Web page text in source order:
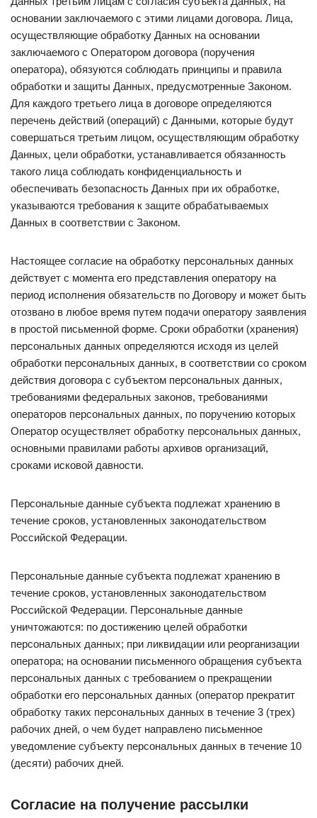
основании заключаемого с этими лицами договора. Лица,
осуществляющие обработку Данных на основании
заключаемого с Оператором договора (поручения
оператора), обязуются соблюдать принципы и правила
обработки и защиты Данных, предусмотренные Законом.
Для каждого третьего лица в договоре определяются
перечень действий (операций) с Данными, которые будут
совершаться третьим лицом, осуществляющим обработку
Данных, цели обработки, устанавливается обязанность
такого лица соблюдать конфиденциальность и
обеспечивать безопасность Данных при их обработке,
указываются требования к защите обрабатываемых
Данных в соответствии с Законом.
Настоящее согласие на обработку персональных данных
действует с момента его представления оператору на
период исполнения обязательств по Договору и может быть
отозвано в любое время путем подачи оператору заявления
в простой письменной форме. Сроки обработки (хранения)
персональных данных определяются исходя из целей
обработки персональных данных, в соответствии со сроком
действия договора с субъектом персональных данных,
требованиями федеральных законов, требованиями
операторов персональных данных, по поручению которых
Оператор осуществляет обработку персональных данных,
основными правилами работы архивов организаций,
сроками исковой давности.
Персональные данные субъекта подлежат хранению в
течение сроков, установленных законодательством
Российской Федерации.
Персональные данные субъекта подлежат хранению в
течение сроков, установленных законодательством
Российской Федерации. Персональные данные
уничтожаются: по достижению целей обработки
персональных данных; при ликвидации или реорганизации
оператора; на основании письменного обращения субъекта
персональных данных с требованием о прекращении
обработки его персональных данных (оператор прекратит
обработку таких персональных данных в течение 3 (трех)
рабочих дней, о чем будет направлено письменное
уведомление субъекту персональных данных в течение 10
(десяти) рабочих дней.
Согласие на получение рассылки